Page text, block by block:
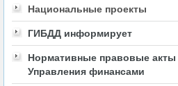
Национальные проекты
ГИБДД информирует
Нормативные правовые акты
Управления финансами